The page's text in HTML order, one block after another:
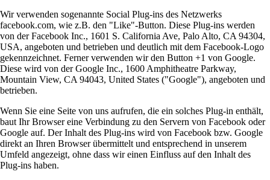
Wir verwenden sogenannte Social Plug-ins des Netzwerks
facebook.com, wie z.B. den "Like"-Button. Diese Plug-ins werden
von der Facebook Inc., 1601 S. California Ave, Palo Alto, CA 94304,
USA, angeboten und betrieben und deutlich mit dem Facebook-Logo
gekennzeichnet. Ferner verwenden wir den Button +1 von Google.
Diese wird von der Google Inc., 1600 Amphitheatre Parkway,
Mountain View, CA 94043, United States ("Google"), angeboten und
betrieben.
Wenn Sie eine Seite von uns aufrufen, die ein solches Plug-in enthält,
baut Ihr Browser eine Verbindung zu den Servern von Facebook oder
Google auf. Der Inhalt des Plug-ins wird von Facebook bzw. Google
direkt an Ihren Browser übermittelt und entsprechend in unserem
Umfeld angezeigt, ohne dass wir einen Einfluss auf den Inhalt des
Plug-ins haben.